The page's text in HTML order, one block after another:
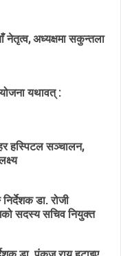
नेतृत्व, अध्यक्षमा सकुन्तला
यथावत् :
हस्पिटल सञ्चालन,
डा. रोजी
सदस्य सचिव नियुक्त